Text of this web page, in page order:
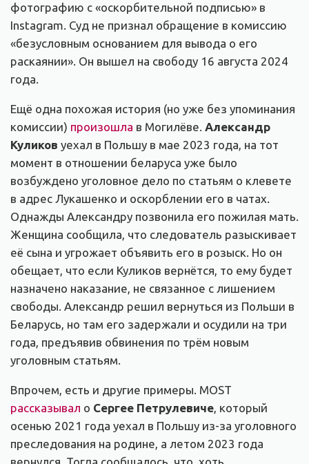
фотографию с «оскорбительной подписью» в
Instagram. Суд не признал обращение в комиссию
«безусловным основанием для вывода о его
раскаянии». Он вышел на свободу 16 августа 2024
года.
Ещё одна похожая история (но уже без упоминания
комиссии) произошла в Могилёве. Александр
Куликов уехал в Польшу в мае 2023 года, на тот
момент в отношении беларуса уже было
возбуждено уголовное дело по статьям о клевете
в адрес Лукашенко и оскорблении его в чатах.
Однажды Александру позвонила его пожилая мать.
Женщина сообщила, что следователь разыскивает
её сына и угрожает объявить его в розыск. Но он
обещает, что если Куликов вернётся, то ему будет
назначено наказание, не связанное с лишением
свободы. Александр решил вернуться из Польши в
Беларусь, но там его задержали и осудили на три
года, предъявив обвинения по трём новым
уголовным статьям.
Впрочем, есть и другие примеры. MOST
рассказывал о Сергее Петрулевиче, который
осенью 2021 года уехал в Польшу из-за уголовного
преследования на родине, а летом 2023 года